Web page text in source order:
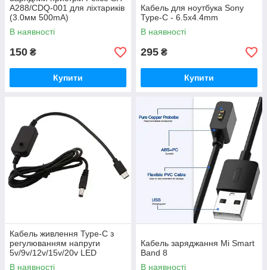
A288/CDQ-001 для ліхтариків
(3.0мм 500mA)
В наявності
150 ₴
Купити
Кабель для ноутбука Sony
Type-C - 6.5x4.4mm
В наявності
295 ₴
Купити
Кабель живлення Type-C з
регулюванням напруги
5v/9v/12v/15v/20v LED
Voltmeter 1.15м
В наявності
Кабель заряджання Mi Smart
Band 8
В наявності